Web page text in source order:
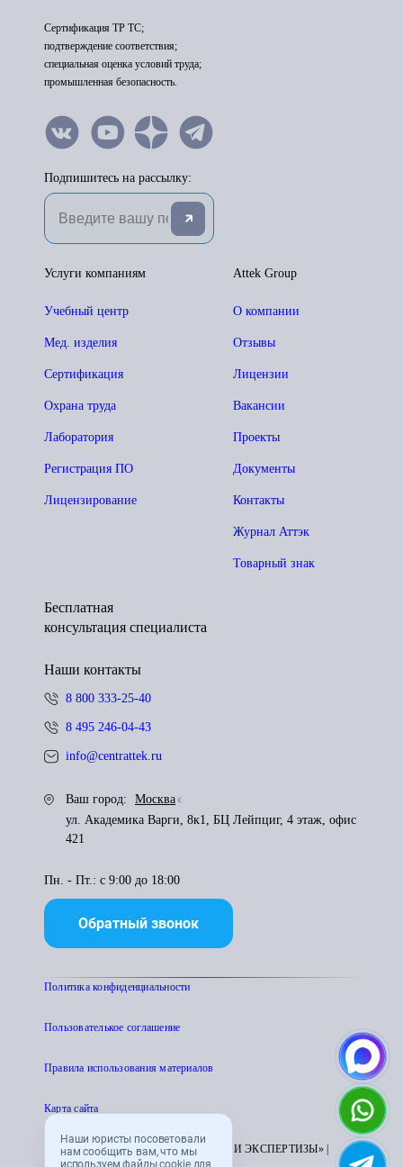
Наши юристы посоветовали
нам сообщить вам, что мы
используем файлы cookie для
Сертификация ТР ТС;
подтверждение соответствия;
специальная оценка условий труда;
промышленная безопасность.
Подпишитесь на рассылку:
Attek Group
О компании
Отзывы
Лицензии
Вакансии
Проекты
Документы
Контакты
Журнал Аттэк
Товарный знак
Услуги компаниям
Учебный центр
Мед. изделия
Сертификация
Охрана труда
Лаборатория
Регистрация ПО
Лицензирование
Бесплатная
консультация специалиста
Наши контакты
8 800 333-25-40
8 495 246-04-43
info@centrattek.ru
Ваш город:
Москва
ул. Академика Варги, 8к1, БЦ Лейпциг, 4 этаж, офис
421
Пн. - Пт.: с 9:00 до 18:00
Обратный звонок
Политика конфиденциальности
Пользователькое соглашение
Правила использования материалов
Карта сайта
© 1995 - 2026 «ЦЕНТР АТТЕСТАЦИИ И ЭКСПЕРТИЗЫ» |